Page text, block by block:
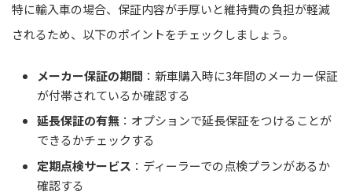
特に輸入車の場合、保証内容が手厚いと維持費の負担が軽減
されるため、以下のポイントをチェックしましょう。
メーカー保証の期間 ：新車購入時に3年間のメーカー保証
が付帯されているか確認する
延長保証の有無 ：オプションで延長保証をつけることが
できるかチェックする
定期点検サービス ：ディーラーでの点検プランがあるか
確認する